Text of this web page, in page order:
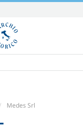
Medes Srl